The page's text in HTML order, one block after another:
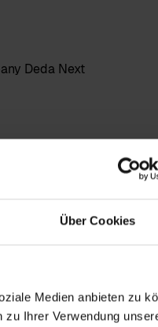
Über Cookies
Medien anbieten zu
zu Ihrer Verwendung